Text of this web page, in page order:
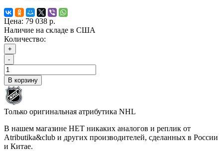
Цена: 79 038 р.
Наличие на складе в США
Количество:
+
-
В корзину
Только оригинальная атрибутика NHL
В нашем магазине НЕТ никаких аналогов и реплик от
Atributika&club и других производителей, сделанных в России
и Китае.